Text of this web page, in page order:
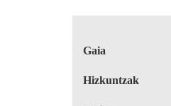
Gaia
Hizkuntzak